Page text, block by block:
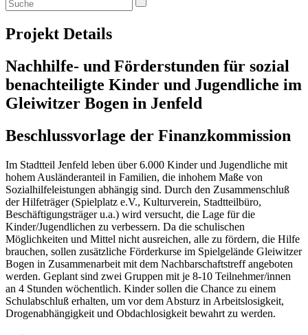
Projekt Details
Nachhilfe- und Förderstunden für sozial
benachteiligte Kinder und Jugendliche im
Gleiwitzer Bogen in Jenfeld
Beschlussvorlage der Finanzkommission
Im Stadtteil Jenfeld leben über 6.000 Kinder und Jugendliche mit
hohem Ausländeranteil in Familien, die inhohem Maße von
Sozialhilfeleistungen abhängig sind. Durch den Zusammenschluß
der Hilfeträger (Spielplatz e.V., Kulturverein, Stadtteilbüro,
Beschäftigungsträger u.a.) wird versucht, die Lage für die
Kinder/Jugendlichen zu verbessern. Da die schulischen
Möglichkeiten und Mittel nicht ausreichen, alle zu fördern, die Hilfe
brauchen, sollen zusätzliche Förderkurse im Spielgelände Gleiwitzer
Bogen in Zusammenarbeit mit dem Nachbarschaftstreff angeboten
werden. Geplant sind zwei Gruppen mit je 8-10 Teilnehmer/innen
an 4 Stunden wöchentlich. Kinder sollen die Chance zu einem
Schulabschluß erhalten, um vor dem Absturz in Arbeitslosigkeit,
Drogenabhängigkeit und Obdachlosigkeit bewahrt zu werden.